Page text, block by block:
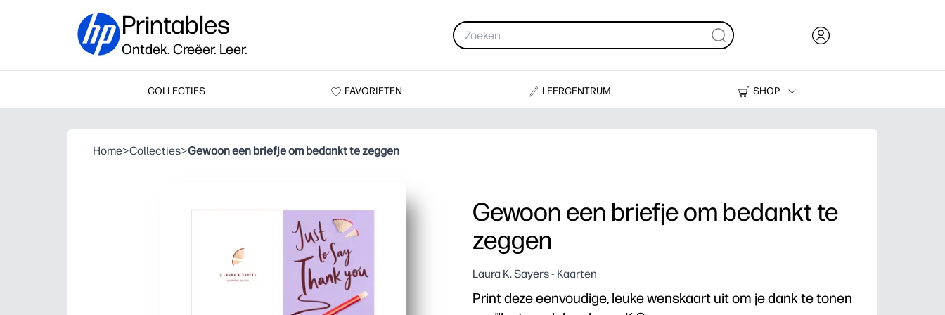
Printables
Ontdek. Creëer. Leer.
COLLECTIES FAVORIETEN LEERCENTRUM
SHOP
Printers
Home>Collecties>Gewoon een briefje om bedankt te zeggen
Gewoon een briefje om bedankt te
zeggen
Laura K. Sayers - Kaarten
Print deze eenvoudige, leuke wenskaart uit om je dank te tonen